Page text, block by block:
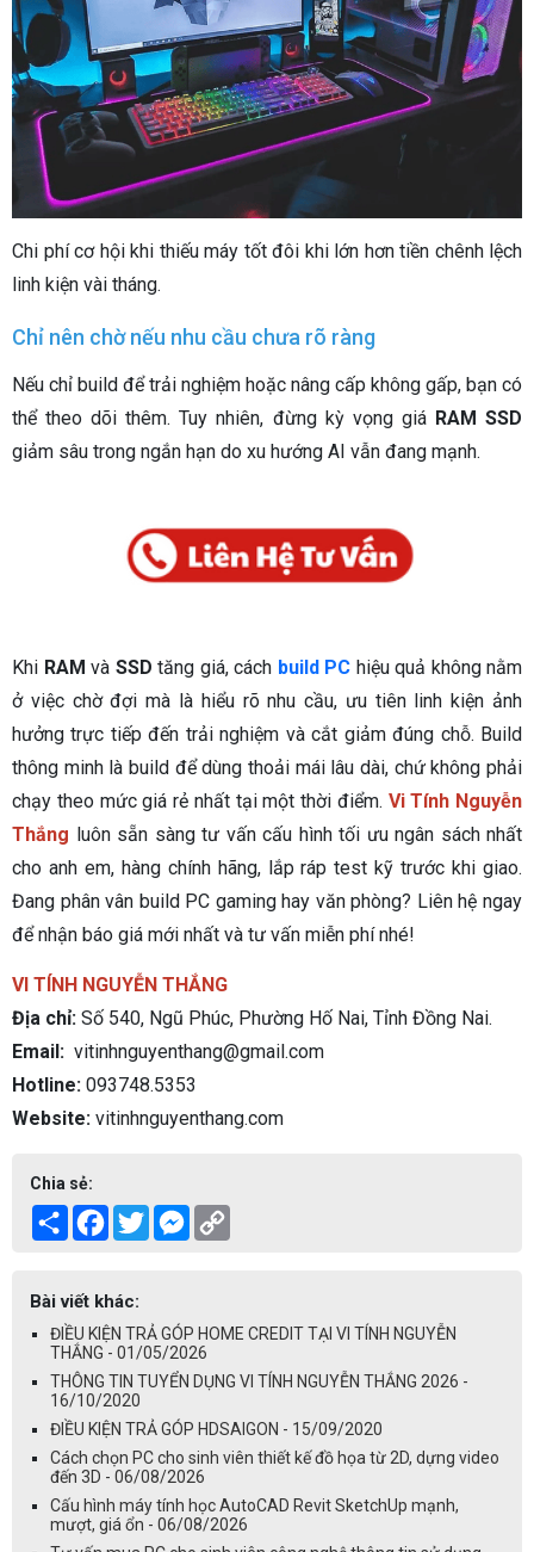
Chi phí cơ hội khi thiếu máy tốt đôi khi lớn hơn tiền chênh lệch
linh kiện vài tháng.
Chỉ nên chờ nếu nhu cầu chưa rõ ràng
Nếu chỉ build để trải nghiệm hoặc nâng cấp không gấp, bạn có
thể theo dõi thêm. Tuy nhiên, đừng kỳ vọng giáRAM SSD
giảm sâu trong ngắn hạn do xu hướng AI vẫn đang mạnh.
Khi RAM và SSD tăng giá, cách build PC hiệu quả không nằm
ở việc chờ đợi mà là hiểu rõ nhu cầu, ưu tiên linh kiện ảnh
hưởng trực tiếp đến trải nghiệm và cắt giảm đúng chỗ. Build
thông minh là build để dùng thoải mái lâu dài, chứ không phải
chạy theo mức giá rẻ nhất tại một thời điểm. Vi Tính Nguyễn
Thắng luôn sẵn sàng tư vấn cấu hình tối ưu ngân sách nhất
cho anh em, hàng chính hãng, lắp ráp test kỹ trước khi giao.
Đang phân vân build PC gaming hay văn phòng? Liên hệ ngay
để nhận báo giá mới nhất và tư vấn miễn phí nhé!
VI TÍNH NGUYỄN THẮNG
Địa chỉ: Số 540, Ngũ Phúc, Phường Hố Nai, Tỉnh Đồng Nai.
Email: vitinhnguyenthang@gmail.com
Hotline: 093748.5353
Website: vitinhnguyenthang.com
Chia sẻ:
Share Facebook
TwitterMessenger
Bài viết khác:
ĐIỀU KIỆN TRẢ GÓP HOME CREDIT TẠI VI TÍNH NGUYỄN
THẮNG - 01/05/2026
THÔNG TIN TUYỂN DỤNG VI TÍNH NGUYỄN THẮNG 2026 -
16/10/2020
ĐIỀU KIỆN TRẢ GÓP HDSAIGON - 15/09/2020
Cách chọn PC cho sinh viên thiết kế đồ họa từ 2D, dựng video
đến 3D - 06/08/2026
Cấu hình máy tính học AutoCAD Revit SketchUp mạnh,
mượt, giá ổn - 06/08/2026